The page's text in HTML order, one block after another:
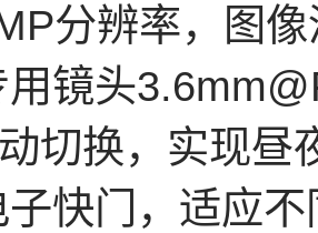
分辨率，图
镜头
切换，实现昼
快门，适应